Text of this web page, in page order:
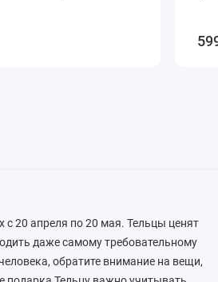
20 апреля по 20 мая. Тельцы ценят
даже самому требовательному
обратите внимание на вещи,